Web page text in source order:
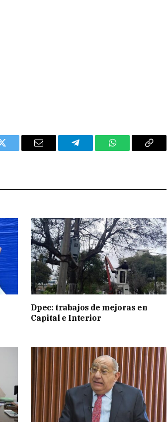
Twitter Email Telegram WhatsAppCopy
Dpec: trabajos de mejoras en
Capital e Interior